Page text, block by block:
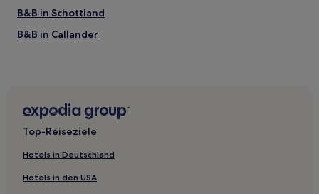
B&B in Schottland
B&B in Callander
Ferienwohnungen in Perth und Kinross
B&B in Pitlochry
Gasthäuser in Pitlochry
Ferienwohnungen in Perth
Top-Reiseziele
Hotels in Deutschland
Hotels in den USA